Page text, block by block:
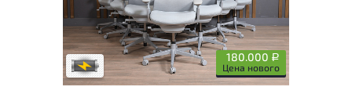
180.000 Р
Цена нового
Степень износа находится на стадии
проверки. Вы можете уточнить
дополнительную информацию у
сотрудников магазина
В обработке